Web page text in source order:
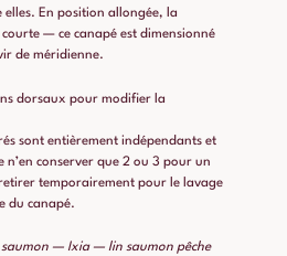
elles. En position allongée, la
— ce canapé est dimensionné
de méridienne.
dorsaux pour modifier la
sont entièrement indépendants et
n’en conserver que 2 ou 3 pour un
temporairement pour le lavage
du canapé.
saumon — Ixia — lin saumon pêche